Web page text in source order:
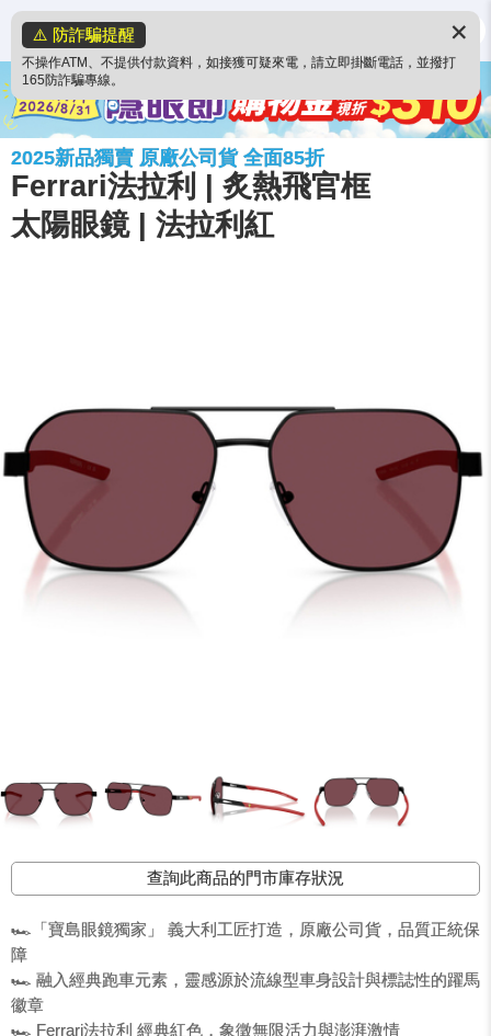
⚠️ 防詐騙提醒
不操作ATM、不提供付款資料，如接獲可疑來電，請立即掛斷電話，並撥打
165防詐騙專線。
✕
2025新品獨賣 原廠公司貨 全面85折
Ferrari法拉利 | 炙熱飛官框
太陽眼鏡 | 法拉利紅
查詢此商品的門市庫存狀況
🏎️「寶島眼鏡獨家」 義大利工匠打造，原廠公司貨，品質正統保
障
🏎️ 融入經典跑車元素，靈感源於流線型車身設計與標誌性的躍馬
徽章
🏎️ Ferrari法拉利 經典紅色，象徵無限活力與澎湃激情